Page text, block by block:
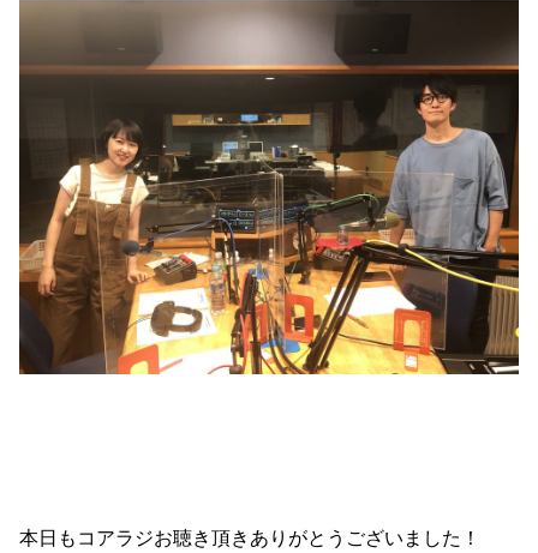
本日もコアラジお聴き頂きありがとうございました！